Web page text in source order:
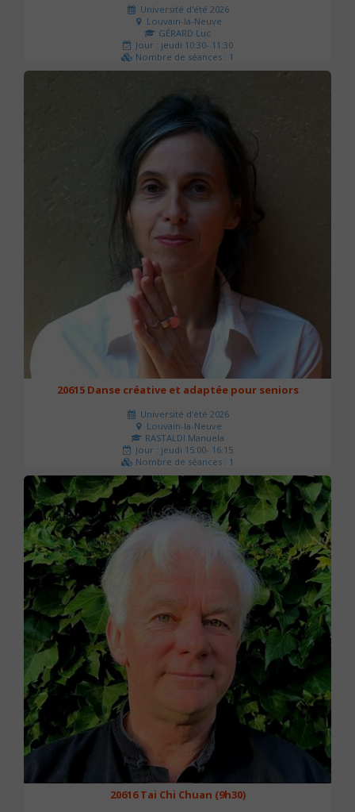
Université d'été 2026
Louvain-la-Neuve
GÉRARD Luc
Jour : jeudi 10:30- 11:30
Nombre de séances : 1
0 €
20615 Danse créative et adaptée pour seniors
Université d'été 2026
Louvain-la-Neuve
RASTALDI Manuela
Jour : jeudi 15:00- 16:15
Nombre de séances : 1
0 €
20616 Tai Chi Chuan (9h30)